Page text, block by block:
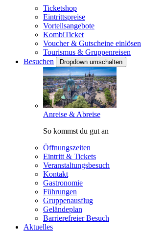
Ticketshop
Eintrittspreise
Vorteilsangebote
KombiTicket
Voucher & Gutscheine einlösen
Tourismus & Gruppenreisen
Besuchen
Dropdown umschalten
Anreise & Abreise
So kommst du gut an
Öffnungszeiten
Eintritt & Tickets
Veranstaltungsbesuch
Kontakt
Gastronomie
Führungen
Gruppenausflug
Geländeplan
Barrierefreier Besuch
Aktuelles